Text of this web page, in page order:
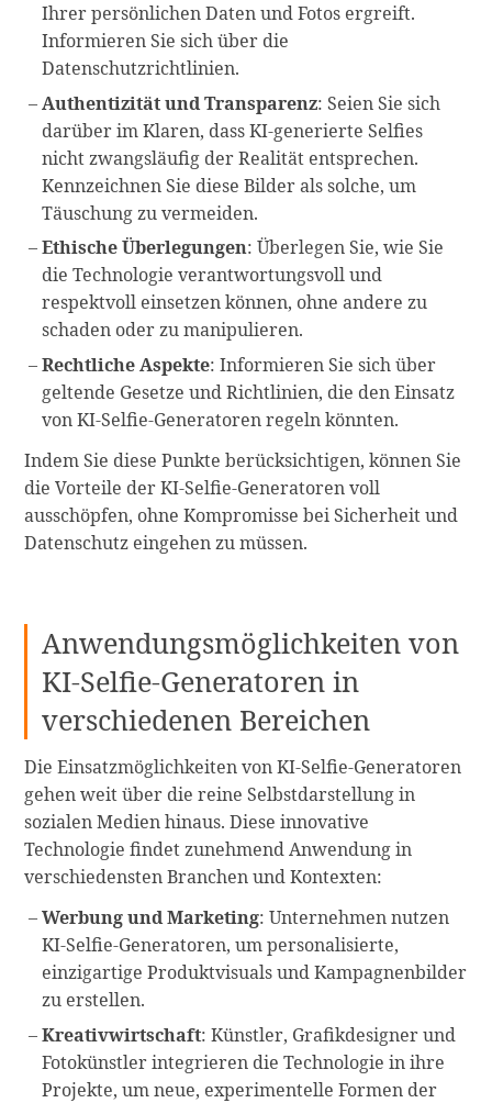
Ihrer persönlichen Daten und Fotos ergreift.
Informieren Sie sich über die
Datenschutzrichtlinien.
Authentizität und Transparenz: Seien Sie sich
darüber im Klaren, dass KI-generierte Selfies
nicht zwangsläufig der Realität entsprechen.
Kennzeichnen Sie diese Bilder als solche, um
Täuschung zu vermeiden.
Ethische Überlegungen: Überlegen Sie, wie Sie
die Technologie verantwortungsvoll und
respektvoll einsetzen können, ohne andere zu
schaden oder zu manipulieren.
Rechtliche Aspekte: Informieren Sie sich über
geltende Gesetze und Richtlinien, die den Einsatz
von KI-Selfie-Generatoren regeln könnten.
Indem Sie diese Punkte berücksichtigen, können Sie
die Vorteile der KI-Selfie-Generatoren voll
ausschöpfen, ohne Kompromisse bei Sicherheit und
Datenschutz eingehen zu müssen.
Anwendungsmöglichkeiten von
KI-Selfie-Generatoren in
verschiedenen Bereichen
Die Einsatzmöglichkeiten von KI-Selfie-Generatoren
gehen weit über die reine Selbstdarstellung in
sozialen Medien hinaus. Diese innovative
Technologie findet zunehmend Anwendung in
verschiedensten Branchen und Kontexten:
Werbung und Marketing: Unternehmen nutzen
KI-Selfie-Generatoren, um personalisierte,
einzigartige Produktvisuals und Kampagnenbilder
zu erstellen.
Kreativwirtschaft: Künstler, Grafikdesigner und
Fotokünstler integrieren die Technologie in ihre
Projekte, um neue, experimentelle Formen der